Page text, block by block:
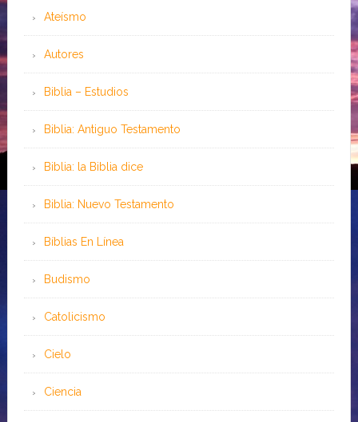
Ateísmo
Autores
Biblia – Estudios
Biblia: Antiguo Testamento
Biblia: la Biblia dice
Biblia: Nuevo Testamento
Bíblias En Línea
Budismo
Catolicismo
Cielo
Ciencia